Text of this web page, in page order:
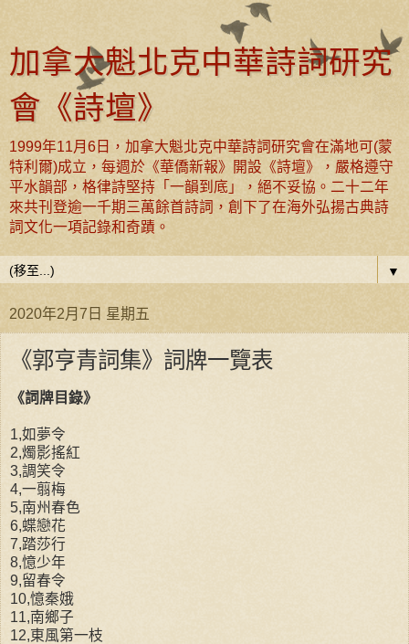
加拿大魁北克中華詩詞研究
會《詩壇》
1999年11月6日，加拿大魁北克中華詩詞研究會在滿地可(蒙
特利爾)成立，每週於《華僑新報》開設《詩壇》，嚴格遵守
平水韻部，格律詩堅持「一韻到底」，絕不妥協。二十二年
來共刊登逾一千期三萬餘首詩詞，創下了在海外弘揚古典詩
詞文化一項記錄和奇蹟。
▼
2020年2月7日 星期五
《郭亨青詞集》詞牌一覽表
《詞牌目錄》
1,如夢令
2,燭影搖紅
3,調笑令
4,一翦梅
5,南州春色
6,蝶戀花
7,踏莎行
8,憶少年
9,留春令
10,憶秦娥
11,南鄉子
12,東風第一枝